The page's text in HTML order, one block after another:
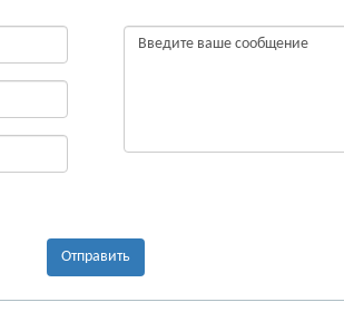
Отправить